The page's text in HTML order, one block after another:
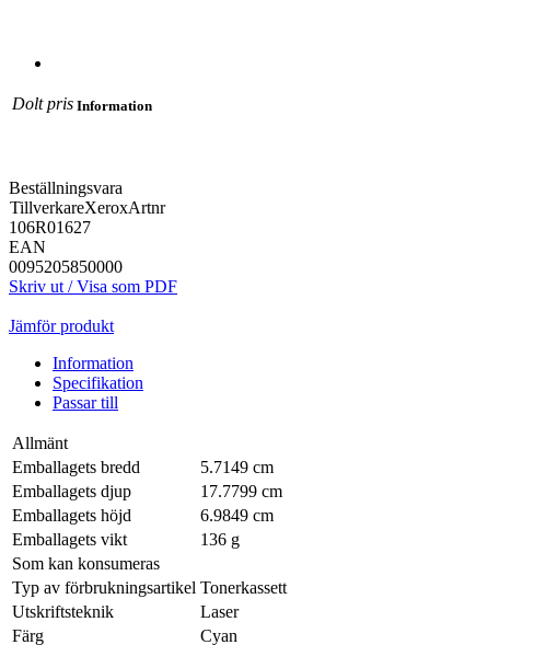
Dolt pris Information
Beställningsvara
TillverkareXeroxArtnr
106R01627
EAN
0095205850000
Skriv ut / Visa som PDF
Jämför produkt
Information
Specifikation
Passar till
Allmänt
Emballagets bredd
5.7149 cm
Emballagets djup
17.7799 cm
Emballagets höjd
6.9849 cm
Emballagets vikt
136 g
Som kan konsumeras
Typ av förbrukningsartikel Tonerkassett
Utskriftsteknik
Laser
Färg
Cyan